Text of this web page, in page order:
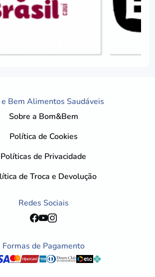
Bem Alimentos Saudáveis
Sobre a Bom&Bem
Política de Cookies
Políticas de Privacidade
de Troca e Devolução
Redes Sociais
Formas de Pagamento